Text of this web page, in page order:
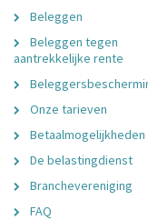
Beleggen
Beleggen tegen
aantrekkelijke rente
Onze tarieven
Betaalmogelijkheden
De belastingdienst
Branchevereniging
FAQ